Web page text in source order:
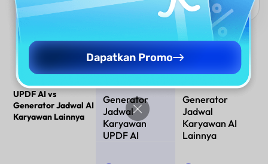
UPDF AI vs
Generator Jadwal AI
Karyawan Lainnya
Generator
Jadwal
Karyawan
UPDF AI
Generator
Jadwal
Karyawan AI
Lainnya
Dapatkan Promo